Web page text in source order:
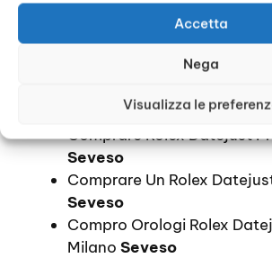
Accetta
Nega
Visualizza le
Valutazione Rolex Prezzo
Acquisto Rolex Datejust
Comprare Rolex Datejust
Seveso
Comprare Un Rolex
Seveso
Compro Orologi Rolex
Milano Seveso